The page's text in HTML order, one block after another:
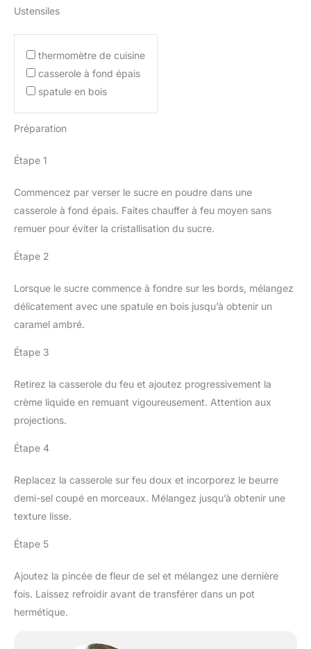
Ustensiles
thermomètre de cuisine
casserole à fond épais
spatule en bois
Préparation
Étape 1
Commencez par verser le sucre en poudre dans une
casserole à fond épais. Faites chauffer à feu moyen sans
remuer pour éviter la cristallisation du sucre.
Étape 2
Lorsque le sucre commence à fondre sur les bords, mélangez
délicatement avec une spatule en bois jusqu’à obtenir un
caramel ambré.
Étape 3
Retirez la casserole du feu et ajoutez progressivement la
crème liquide en remuant vigoureusement. Attention aux
projections.
Étape 4
Replacez la casserole sur feu doux et incorporez le beurre
demi-sel coupé en morceaux. Mélangez jusqu’à obtenir une
texture lisse.
Étape 5
Ajoutez la pincée de fleur de sel et mélangez une dernière
fois. Laissez refroidir avant de transférer dans un pot
hermétique.